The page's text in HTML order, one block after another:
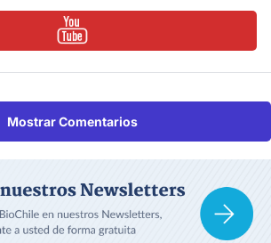
Mostrar Comentarios